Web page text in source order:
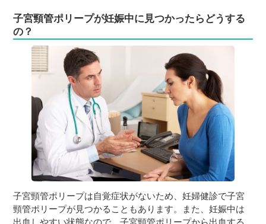
子宮頸管ポリープが妊娠中に見つかったらどうする
の？
子宮頸管ポリープは自覚症状がないため、妊婦健診で子宮
頸管ポリープが見つかることもあります。また、妊娠中は
出血しやすい状態なので、子宮頸管ポリープから出血する